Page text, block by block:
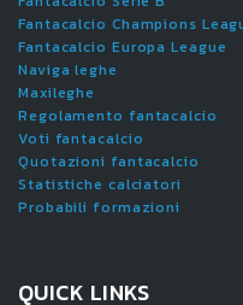
Fantacalcio Champions
Fantacalcio Europa League
Naviga leghe
Maxileghe
Regolamento fantacalcio
Voti fantacalcio
Quotazioni fantacalcio
Statistiche calciatori
Probabili formazioni
QUICK LINKS